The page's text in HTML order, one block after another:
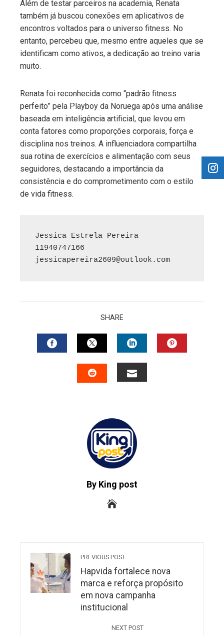
Além de testar parceiros na academia, Renata
também já buscou conexões em aplicativos de
encontros voltados para o universo fitness. No
entanto, percebeu que, mesmo entre aqueles que se
identificam como ativos, a dedicação ao treino varia
muito.
Renata foi reconhecida como “padrão fitness
perfeito” pela Playboy da Noruega após uma análise
baseada em inteligência artificial, que levou em
conta fatores como proporções corporais, força e
disciplina nos treinos. A influenciadora compartilha
sua rotina de exercícios e alimentação com seus
seguidores, destacando a importância da
consistência e do comprometimento com o estilo
de vida fitness.
Jessica Estrela Pereira
jessicapereira2609@outlook.com
SHARE
FACEBOOKTWITTERLINKEDIN
By King post
PREVIOUS POST
Hapvida fortalece nova
marca e reforça propósito
em nova campanha
institucional
NEXT POST